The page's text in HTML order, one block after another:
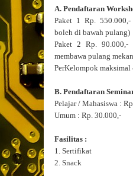
A. Pendaftaran
Paket 1 Rp.
boleh di bawah pulang)
Paket 2 Rp. 90.000,-
membawa pulang
PerKelompok maksimal
B. Pendaftaran
Pelajar / Mahasiswa :
Umum : Rp. 30.000,-
Fasilitas :
1. Sertifikat
2. Snack